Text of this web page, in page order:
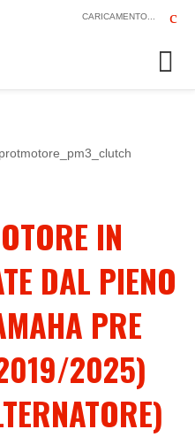
CARICAMENTO...
IN
DAL PIENO
PRE
2025)